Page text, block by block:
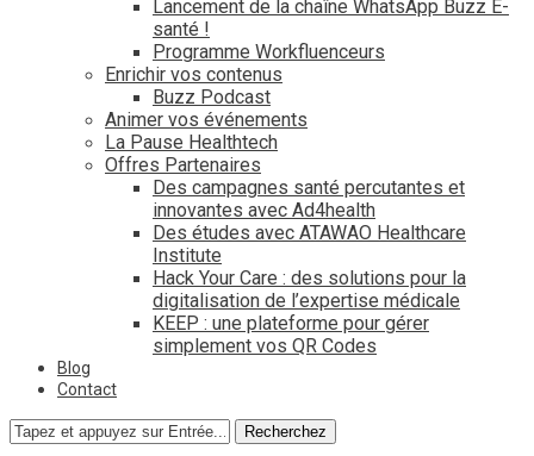
Lancement de la chaîne WhatsApp Buzz E-
santé !
Programme Workfluenceurs
Enrichir vos contenus
Buzz Podcast
Animer vos événements
La Pause Healthtech
Offres Partenaires
Des campagnes santé percutantes et
innovantes avec Ad4health
Des études avec ATAWAO Healthcare
Institute
Hack Your Care : des solutions pour la
digitalisation de l’expertise médicale
KEEP : une plateforme pour gérer
simplement vos QR Codes
Blog
Contact
Recherchez